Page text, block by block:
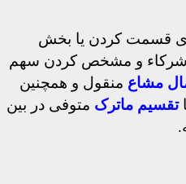
قسمت کردن یا بخش
شرکاء و مشخص کردن سهم
مشاع منقول و همچنین
تقسیم ماترک متوفی در بین